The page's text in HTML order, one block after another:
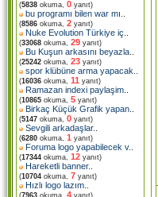
(5838 okuma, 0 yanıt)
bu programı bilen war mı
(8586 okuma, 2 yanıt)
Nuke Evolution Türkiye iç
(33068 okuma, 29 yanıt)
Bu Kuşun arkasını beyazla
(25242 okuma, 23 yanıt)
spor klübüne arma yapacak
(16036 okuma, 11 yanıt)
Ramazan indexi paylaşim
(10865 okuma, 5 yanıt)
Birkaç Küçük Grafik yapan
(5147 okuma, 0 yanıt)
Sevgili arkadaşlar..
(6280 okuma, 1 yanıt)
Foruma logo yapabilecek v..
(17344 okuma, 12 yanıt)
Hareketli banner..
(10704 okuma, 7 yanıt)
Hızlı logo lazım
(7963 okuma, 4 yanıt)